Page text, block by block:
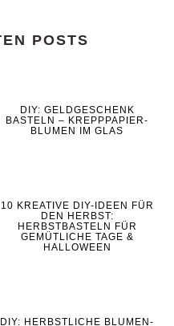
POSTS
DIY: GELDGESCHENK
BASTELN – KREPPPAPIER-
BLUMEN IM GLAS
10 KREATIVE DIY-IDEEN FÜR
DEN HERBST:
HERBSTBASTELN FÜR
GEMÜTLICHE TAGE &
HALLOWEEN
DIY: HERBSTLICHE BLUMEN-